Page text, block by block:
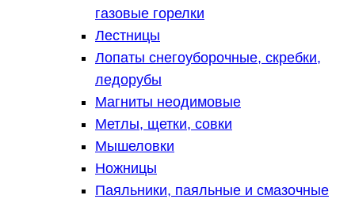
газовые горелки
Лестницы
Лопаты снегоуборочные, скребки,
ледорубы
Магниты неодимовые
Метлы, щетки, совки
Мышеловки
Ножницы
Паяльники, паяльные и смазочные